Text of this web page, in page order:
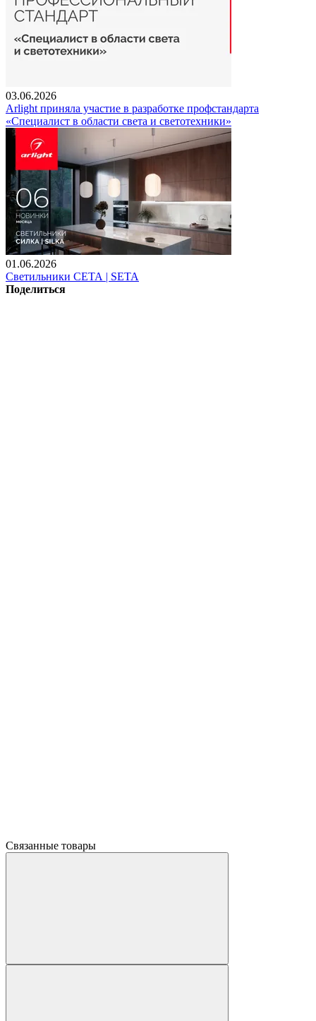
03.06.2026
Arlight приняла участие в разработке профстандарта
«Специалист в области света и светотехники»
01.06.2026
Светильники СЕТА | SETA
Поделиться
Связанные товары